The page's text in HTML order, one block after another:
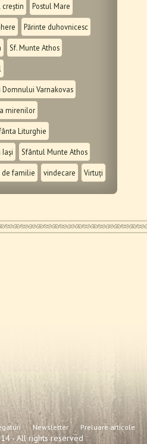
creștin Postul Mare
Părinte duhovnicesc
Sf. Munte Athos
Varnakovas
mirenilor
Liturghie
Sfântul Munte Athos
de familie vindecare Virtuți
Newsletter Preluare articole
- All rights reserved